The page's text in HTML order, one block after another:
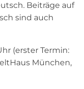
Beiträge auf
sind auch
(erster Termin:
München,